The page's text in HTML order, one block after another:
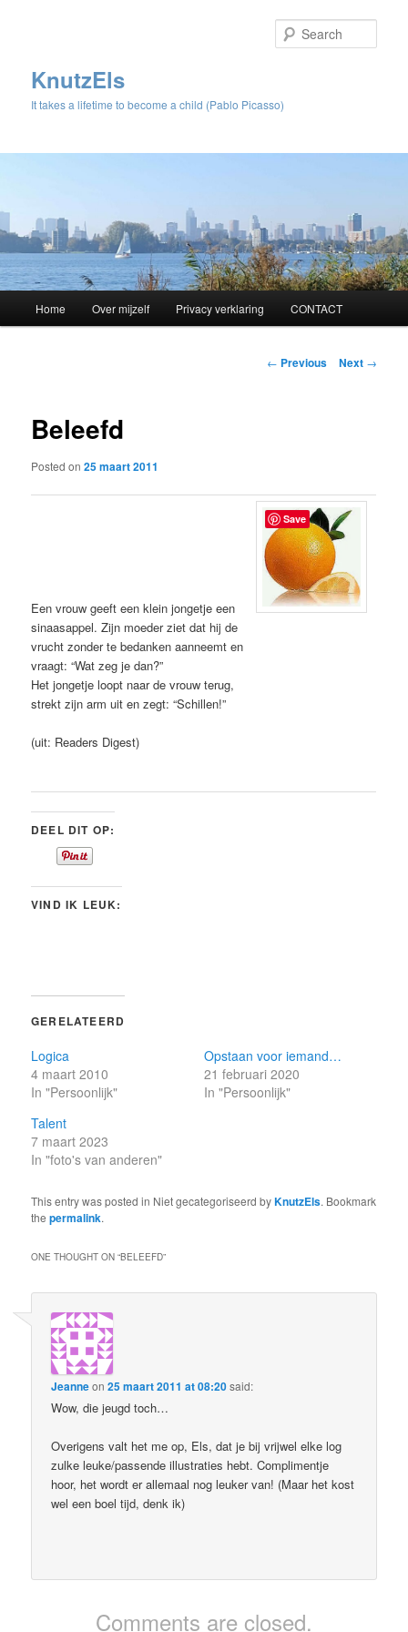
KnutzEls
It takes a lifetime to become a child (Pablo Picasso)
Skip
content
Home Over mijzelf Privacy verklaring CONTACT
Post
← Previous Next →
Beleefd
Posted on25 maart 2011
Een vrouw geeft een klein jongetje een
sinaasappel. Zijn moeder ziet dat hij de
vrucht zonder te bedanken aanneemt en
vraagt: “Wat zeg je dan?”
Het jongetje loopt naar de vrouw terug,
strekt zijn arm uit en zegt: “Schillen!”
(uit: Readers Digest)
DEEL DIT OP:
VIND IK LEUK:
GERELATEERD
Logica
4 maart 2010
In "Persoonlijk"
Opstaan voor iemand…
21 februari 2020
In "Persoonlijk"
Talent
7 maart 2023
In "foto's van anderen"
This entry was posted in Niet gecategoriseerd byKnutzEls. Bookmark
thepermalink.
ONE THOUGHT ON “BELEEFD”
Jeanneon25 maart 2011 at 08:20said:
Wow, die jeugd toch…
Overigens valt het me op, Els, dat je bij vrijwel elke log
zulke leuke/passende illustraties hebt. Complimentje
hoor, het wordt er allemaal nog leuker van! (Maar het kost
wel een boel tijd, denk ik)
Comments are closed.
Save